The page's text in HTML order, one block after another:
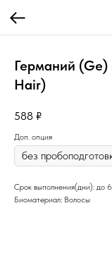
Германий
Нair)
588 ₽
Доп. опция
Срок выполнения(дни): до 6
Биоматериал: Волосы